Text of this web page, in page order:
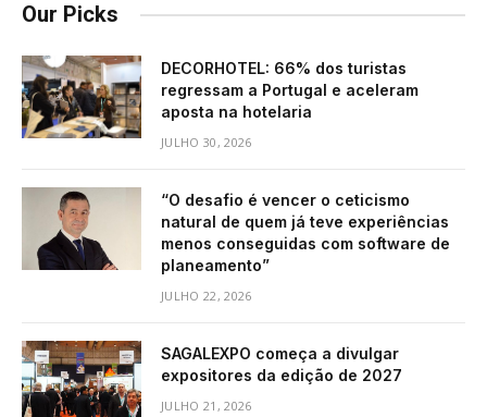
Our Picks
DECORHOTEL: 66% dos turistas
regressam a Portugal e aceleram
aposta na hotelaria
JULHO 30, 2026
“O desafio é vencer o ceticismo
natural de quem já teve experiências
menos conseguidas com software de
planeamento”
JULHO 22, 2026
SAGALEXPO começa a divulgar
expositores da edição de 2027
JULHO 21, 2026